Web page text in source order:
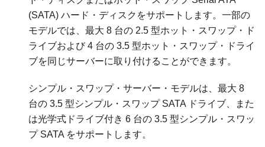
(SATA) ハード・ディスクをサポートします。一部の
モデルでは、最大 8 台の 2.5 型ホット・スワップ・ド
ライブおよび 4 台の 3.5 型ホット・スワップ・ドライ
ブを同じサーバーに取り付けることができます。
シンプル・スワップ・サーバー・モデルは、最大 8
台の 3.5 型シンプル・スワップ SATA ドライブ、また
は光学式ドライブ付き 6 台の 3.5 型シンプル・スワッ
プ SATA をサポートします。